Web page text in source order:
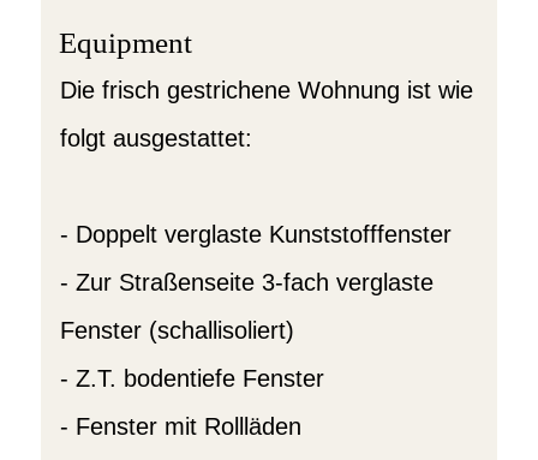
Equipment
Die frisch gestrichene Wohnung ist wie
folgt ausgestattet:
- Doppelt verglaste Kunststofffenster
- Zur Straßenseite 3-fach verglaste
Fenster (schallisoliert)
- Z.T. bodentiefe Fenster
- Fenster mit Rollläden